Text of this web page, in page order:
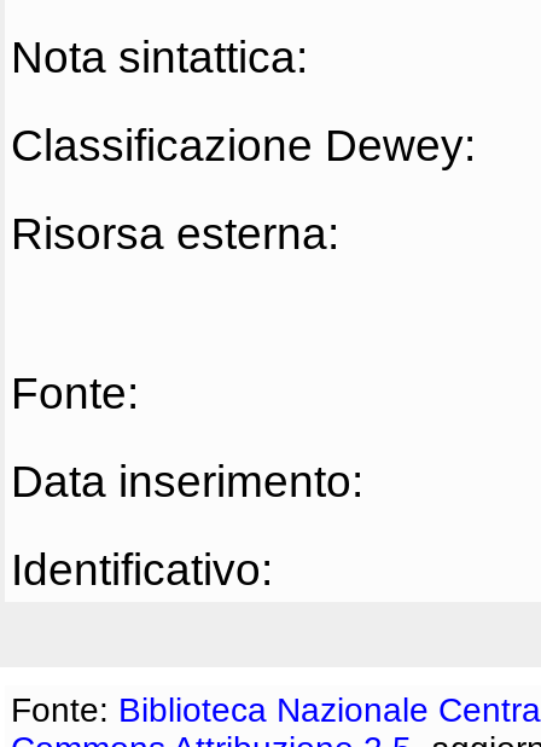
Nota sintattica:
Classificazione Dewey:
Risorsa esterna:
Fonte:
Data inserimento:
Identificativo:
Fonte: Biblioteca Nazionale